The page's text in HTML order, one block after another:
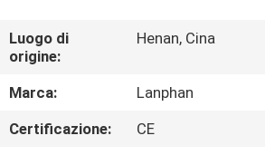
VIDEO
CIRCA
NOI
Luogo di
origine:
Henan, Cina
Marca:
Lanphan
Certificazione:
CE